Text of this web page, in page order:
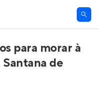
para morar à
de